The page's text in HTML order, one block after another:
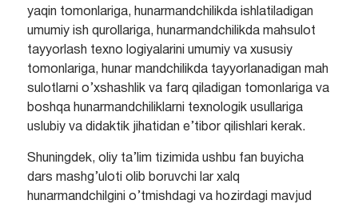
yaqin tomonlariga, hunarmandchilikda ishlatiladigan
umumiy ish qurollariga, hunarmandchilikda mahsulot
tayyorlash texno logiyalarini umumiy va xususiy
tomonlariga, hunar mandchilikda tayyorlanadigan mah
sulotlarni o’xshashlik va farq qiladigan tomonlariga va
boshqa hunarmandchiliklarni texnologik usullariga
uslubiy va didaktik jihatidan e’tibor qilishlari kerak.
Shuningdek, oliy ta’lim tizimida ushbu fan buyicha
dars mashg’uloti olib boruvchi lar xalq
hunarmandchilgini o’tmishdagi va hozirdagi mavjud